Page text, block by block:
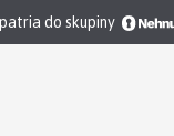
do skupiny